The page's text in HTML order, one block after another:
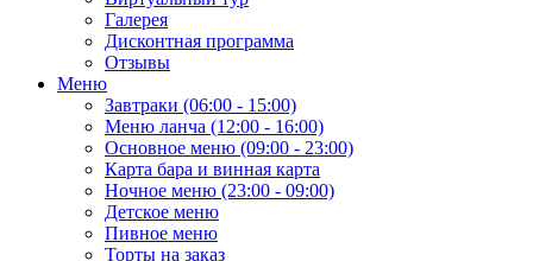
Галерея
Дисконтная программа
Отзывы
Меню
Завтраки (06:00 - 15:00)
Меню ланча (12:00 - 16:00)
Основное меню (09:00 - 23:00)
Карта бара и винная карта
Ночное меню (23:00 - 09:00)
Детское меню
Пивное меню
Торты на заказ